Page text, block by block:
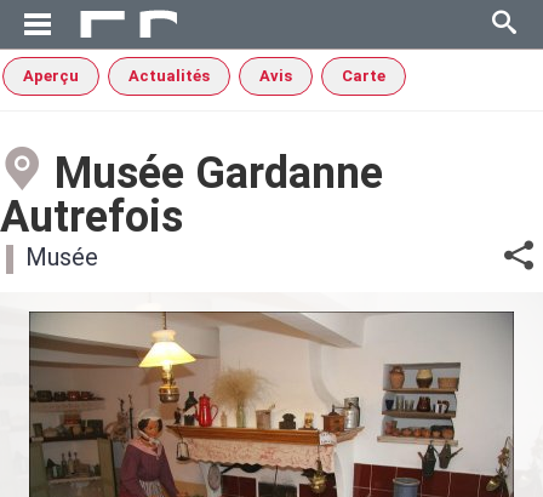
Aperçu Actualités Avis Carte
Musée Gardanne
Autrefois
Musée